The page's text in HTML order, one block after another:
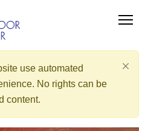
use automated
No rights can be
content.